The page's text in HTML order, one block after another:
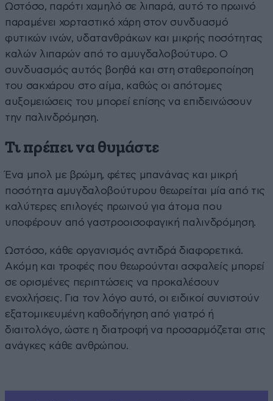
Ωστόσο, παρότι χαμηλό σε λιπαρά, αυτό το πρωινό
παραμένει χορταστικό χάρη στον συνδυασμό
φυτικών ινών, υδατανθράκων και μικρής ποσότητας
καλών λιπαρών από το αμυγδαλοβούτυρο. Ο
συνδυασμός αυτός βοηθά και στη σταθεροποίηση
του σακχάρου στο αίμα, καθώς οι απότομες
αυξομειώσεις του μπορεί επίσης να επιδεινώσουν
την παλινδρόμηση.
Τι πρέπει να θυμάστε
Ένα μπολ με βρώμη, φέτες μπανάνας και μικρή
ποσότητα αμυγδαλοβούτυρου θεωρείται μία από τις
καλύτερες επιλογές πρωινού για άτομα που
υποφέρουν από γαστροοισοφαγική παλινδρόμηση.
Ωστόσο, κάθε οργανισμός αντιδρά διαφορετικά.
Ακόμη και τροφές που θεωρούνται ασφαλείς μπορεί
σε ορισμένες περιπτώσεις να προκαλέσουν
ενοχλήσεις. Για τον λόγο αυτό, οι ειδικοί συνιστούν
εξατομικευμένη καθοδήγηση από γιατρό ή
διαιτολόγο, ώστε η διατροφή να προσαρμόζεται στις
ανάγκες κάθε ανθρώπου.